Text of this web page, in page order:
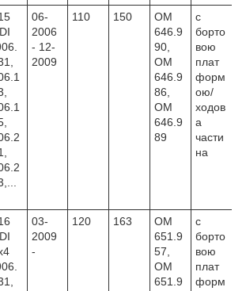
06-
2006
- 12-
2009
110 150
OM
646.9
90,
OM
646.9
86,
OM
646.9
89
c
борто
вою
плат
форм
ою/
ходов
а
части
на
03-
2009
-
120 163
OM
651.9
57,
OM
651.9
c
борто
вою
плат
форм